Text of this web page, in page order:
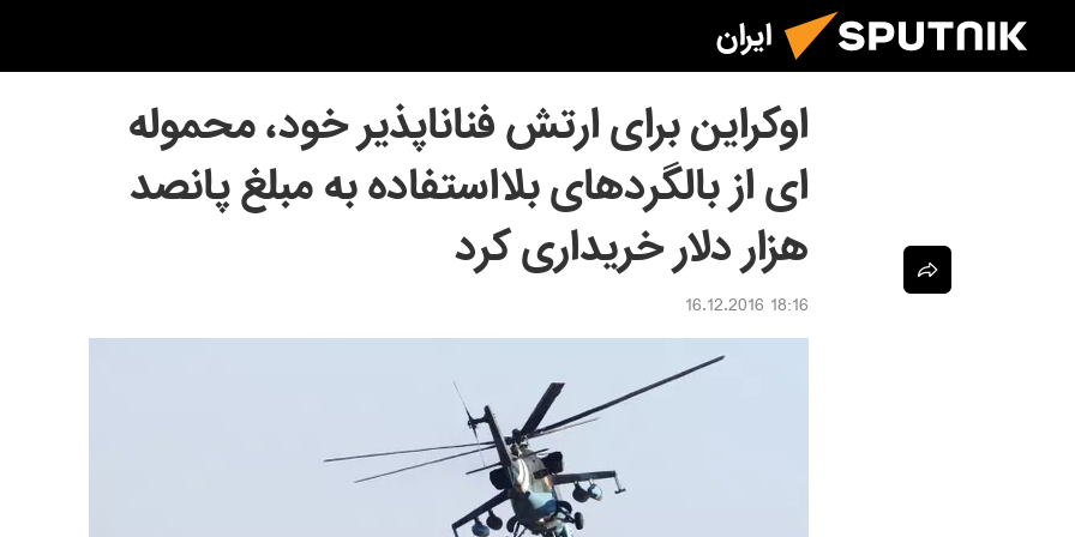
ایران
اوکراین برای ارتش فناناپذیر خود، محموله
ای از بالگردهای بلااستفاده به مبلغ پانصد
هزار دلار خریداری کرد
18:16 16.12.2016